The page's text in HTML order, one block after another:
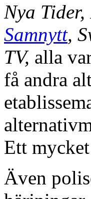
Nya
Samnytt,
TV, alla
få andra
Ett
Även